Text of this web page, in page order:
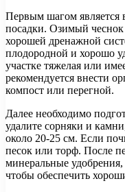
Первым шагом является
посадки. Озимый чеснок
хорошей дренажной
плодородной и хорошо
участке тяжелая или
рекомендуется внести
компост или перегной.
Далее необходимо
удалите сорняки и
около 20-25 см. Если
песок или торф. После
минеральные
чтобы обеспечить